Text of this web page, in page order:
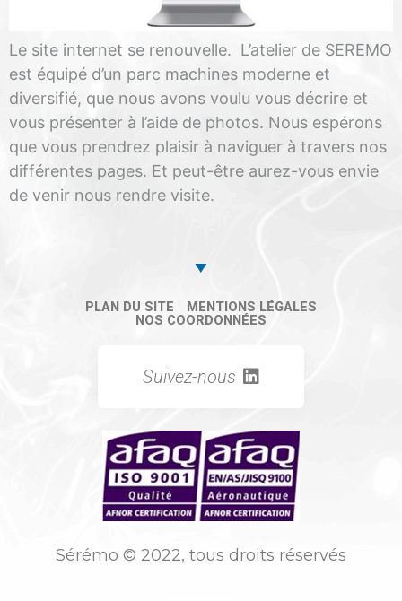
Le site internet se renouvelle. L’atelier de SEREMO
est équipé d’un parc machines moderne et
diversifié, que nous avons voulu vous décrire et
vous présenter à l’aide de photos. Nous espérons
que vous prendrez plaisir à naviguer à travers nos
différentes pages. Et peut-être aurez-vous envie
de venir nous rendre visite.
PLAN DU SITE
MENTIONS LÉGALES
NOS COORDONNÉES
Suivez-nous
Sérémo © 2022, tous droits réservés